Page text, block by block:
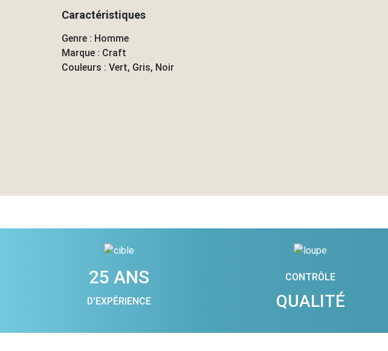
Caractéristiques
Genre : Homme
Marque : Craft
Couleurs : Vert, Gris, Noir
25 ANS
D'EXPÉRIENCE
CONTRÔLE
QUALITÉ